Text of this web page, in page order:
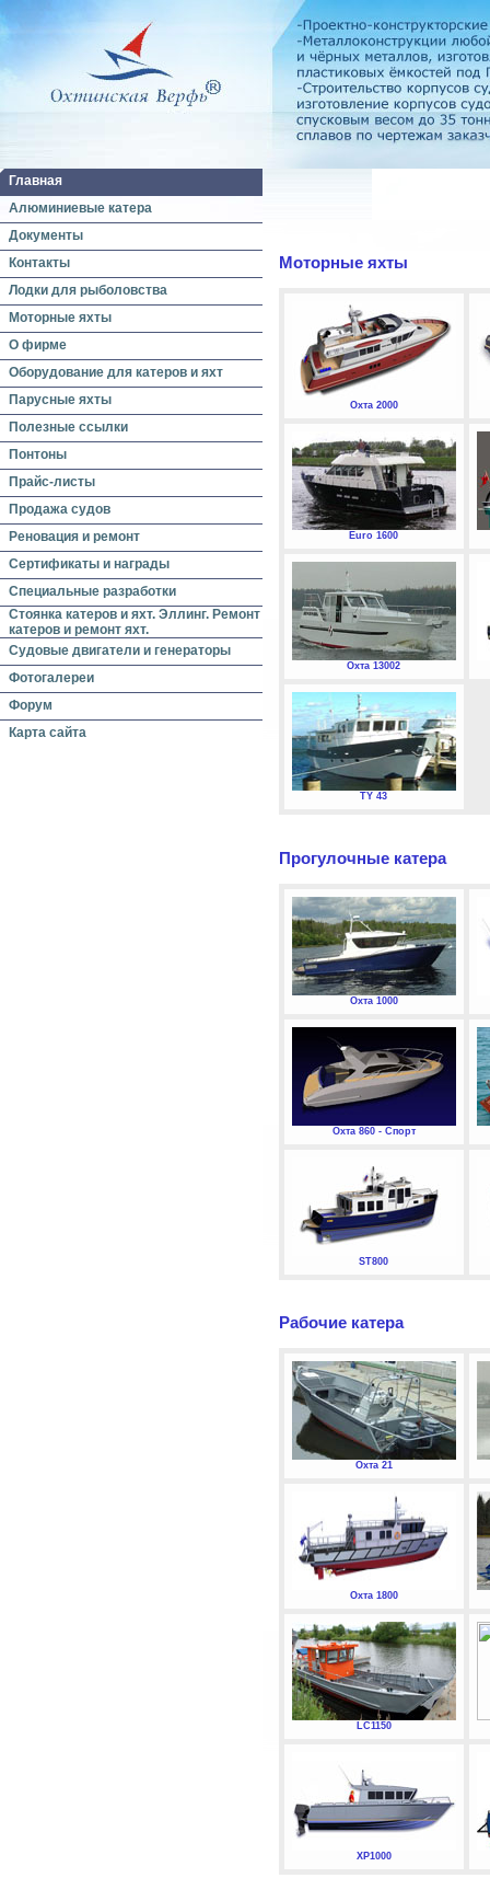
Главная
Алюминиевые катера
Документы
Контакты
Лодки для рыболовства
Моторные яхты
О фирме
Оборудование для катеров и яхт
Парусные яхты
Полезные ссылки
Понтоны
Прайс-листы
Продажа судов
Реновация и ремонт
Сертификаты и награды
Специальные разработки
Стоянка катеров и яхт. Эллинг. Ремонт
катеров и ремонт яхт.
Судовые двигатели и генераторы
Фотогалереи
Форум
Карта сайта
Моторные яхты
Охта 2000
Euro 1600
Охта 13002
TY 43
Прогулочные катера
Охта 1000
Охта 860 - Спорт
ST800
Рабочие катера
Охта 21
Охта 1800
LC1150
XP1000